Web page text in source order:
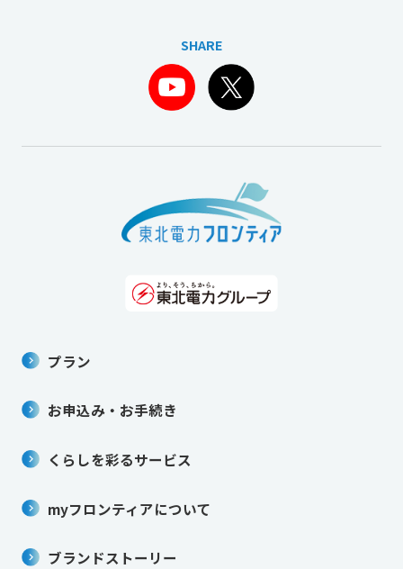
SHARE
プラン
お申込み・お手続き
くらしを彩るサービス
myフロンティアについて
ブランドストーリー